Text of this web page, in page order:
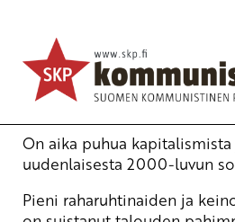
Talouskriisin laskut
aiheuttajille
Ajankohtaista
2.5.2009 - 17:44
Yrjö Hakanen
On aika puhua
uudenlaisesta 2000-luvun
Pieni raharuhtinaiden ja